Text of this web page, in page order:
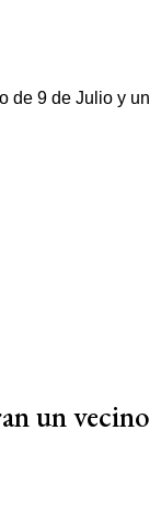
un vecino